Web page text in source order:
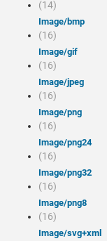
(14)
image/bmp
(16)
image/gif
(16)
image/jpeg
(16)
image/png
(16)
image/png24
(16)
image/png32
(16)
image/png8
(16)
image/svg+xml